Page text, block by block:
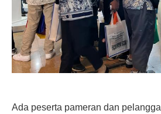
Ada peserta pameran dan